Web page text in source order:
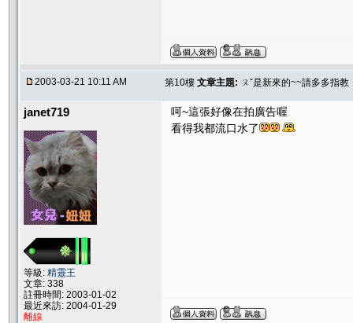
2003-03-21 10:11 AM 第10樓 文章主題: ㄡˇ是新來的~~請多多指教
janet719
等級: 精靈王
文章: 338
註冊時間: 2003-01-02
最近來訪: 2004-01-29
離線
呵~這張好像在拍廣告喔
看得我都流口水了